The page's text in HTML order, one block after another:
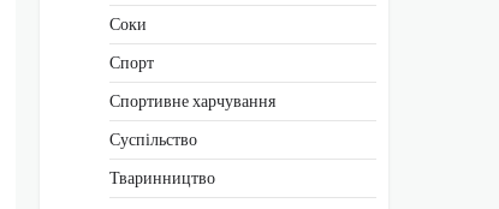
Соки
Спорт
Спортивне харчування
Суспільство
Тваринництво